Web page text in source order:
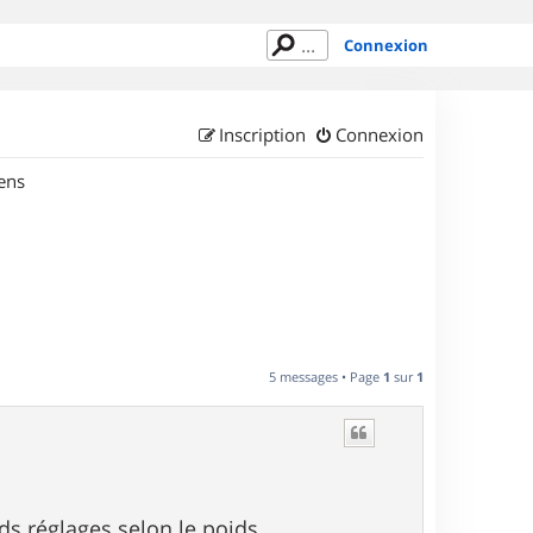
Connexion
Connexion
Inscription
5 messages • Page 1 sur 1